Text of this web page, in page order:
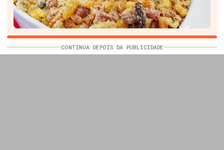
CONTINUA DEPOIS DA PUBLICIDADE